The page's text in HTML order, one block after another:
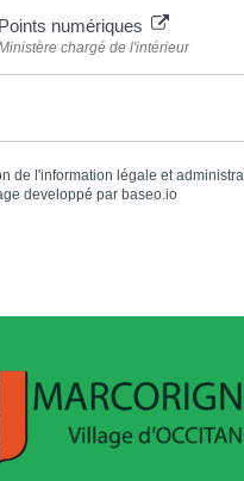
Points numériques
chargé de l'intérieur
de l'information légale et
developpé par baseo.io